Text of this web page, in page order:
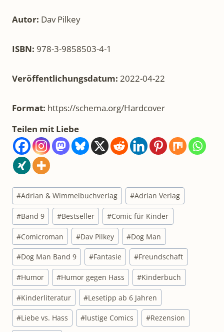
Autor: Dav Pilkey
ISBN: 978-3-9858503-4-1
Veröffentlichungsdatum: 2022-04-22
Format: https://schema.org/Hardcover
Teilen mit Liebe
Schlagworte:
#Adrian & Wimmelbuchverlag #Adrian Verlag
#Band 9 #Bestseller #Comic für Kinder
#Comicroman #Dav Pilkey #Dog Man
#Dog Man Band 9 #Fantasie #Freundschaft
#Humor #Humor gegen Hass #Kinderbuch
#Kinderliteratur #Lesetipp ab 6 Jahren
#Liebe vs. Hass #lustige Comics #Rezension